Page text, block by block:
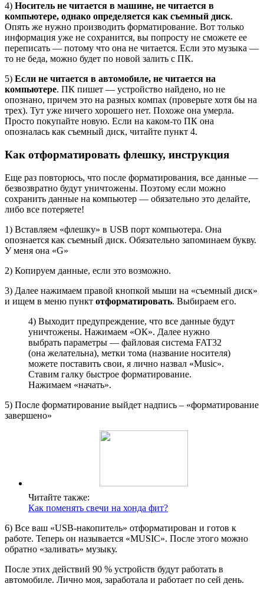
4) Носитель не читается в машине, не читается в
компьютере, однако определяется как съемный диск.
Опять же нужно производить форматирование. Вот только
информация уже не сохранится, вы попросту не сможете ее
переписать — потому что она не читается. Если это музыка —
то не беда, можно будет по новой залить с ПК.
5) Если не читается в автомобиле, не читается на
компьютере. ПК пишет — устройство найдено, но не
опознано, причем это на разных компах (проверьте хотя бы на
трех). Тут уже ничего хорошего нет. Похоже она умерла.
Просто покупайте новую. Если на каком-то ПК она
опозналась как съемный диск, читайте пункт 4.
Как отформатировать флешку, инструкция
Еще раз повторюсь, что после форматирования, все данные —
безвозвратно будут уничтожены. Поэтому если можно
сохранить данные на компьютер — обязательно это делайте,
либо все потеряете!
1) Вставляем «флешку» в USB порт компьютера. Она
опознается как съемный диск. Обязательно запоминаем букву.
У меня она «G»
2) Копируем данные, если это возможно.
3) Далее нажимаем правой кнопкой мыши на «съемный диск»
и ищем в меню пункт отформатировать. Выбираем его.
4) Выходит предупреждение, что все данные будут
уничтожены. Нажимаем «ОК». Далее нужно
выбрать параметры — файловая система FAT32
(она желательна), метки тома (название носителя)
можете поставить свои, я лично назвал «Music».
Ставим галку быстрое форматирование.
Нажимаем «начать».
5) После форматирование выйдет надпись – «форматирование
завершено»
Читайте также:
Как поменять свечи на хонда фит?
6) Все ваш «USB-накопитель» отформатирован и готов к
работе. Теперь он называется «MUSIC». После этого можно
обратно «заливать» музыку.
После этих действий 90 % устройств будут работать в
автомобиле. Лично моя, заработала и работает по сей день.